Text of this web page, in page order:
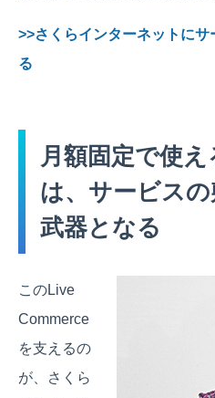
>>さくらインターネットに
る
月額固定で使
は、サービス
武器となる
このLive
Commerce
を支えるの
が、さくら